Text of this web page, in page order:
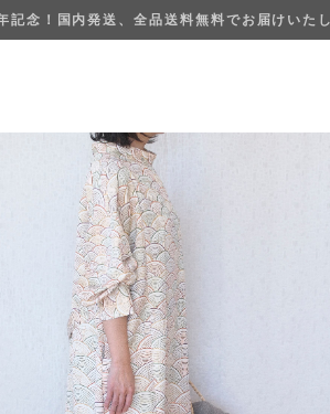
記念！国内発送、全品送料無料でお届けいたし